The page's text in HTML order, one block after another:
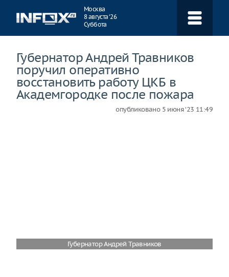
Москва
8 августа ‘26
Суббота
Губернатор Андрей Травников
поручил оперативно
восстановить работу ЦКБ в
Академгородке после пожара
опубликовано 5 июня ‘23 11:49
Губернатор Андрей Травников